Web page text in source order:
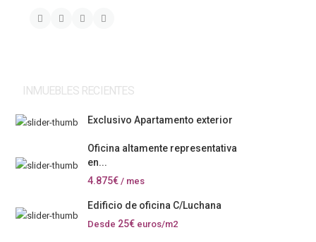
INMUEBLES RECIENTES
Exclusivo Apartamento exterior
Oficina altamente representativa
en...
4.875€ / mes
Edificio de oficina C/Luchana
Desde 25€ euros/m2